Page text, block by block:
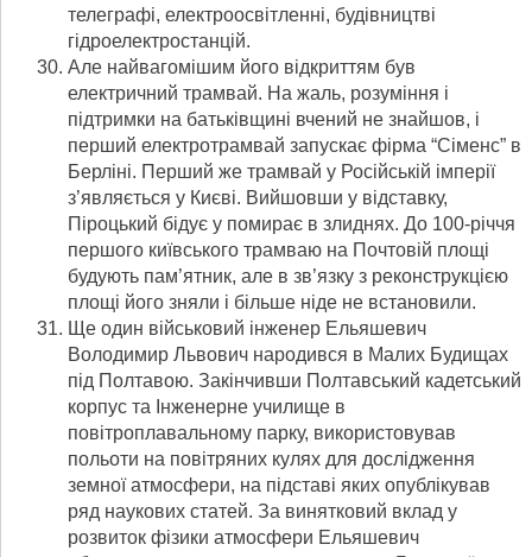
телеграфі, електроосвітленні, будівництві
гідроелектростанцій.
Але найвагомішим його відкриттям був
електричний трамвай. На жаль, розуміння і
підтримки на батьківщині вчений не знайшов, і
перший електротрамвай запускає фірма “Сіменс” в
Берліні. Перший же трамвай у Російській імперії
з’являється у Києві. Вийшовши у відставку,
Піроцький бідує у помирає в злиднях. До 100-річчя
першого київського трамваю на Почтовій площі
будують пам’ятник, але в зв’язку з реконструкцією
площі його зняли і більше ніде не встановили.
Ще один військовий інженер Ельяшевич
Володимир Львович народився в Малих Будищах
під Полтавою. Закінчивши Полтавський кадетський
корпус та Інженерне училище в
повітроплавальному парку, використовував
польоти на повітряних кулях для дослідження
земної атмосфери, на підставі яких опублікував
ряд наукових статей. За винятковий вклад у
розвиток фізики атмосфери Ельяшевич